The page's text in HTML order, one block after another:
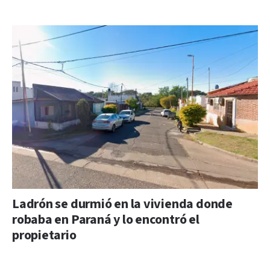
Ladrón se durmió en la vivienda donde
robaba en Paraná y lo encontró el
propietario